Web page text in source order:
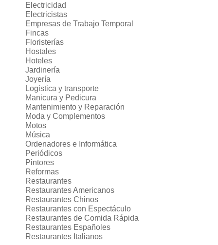
Electricidad
Electricistas
Empresas de Trabajo Temporal
Fincas
Floristerías
Hostales
Hoteles
Jardinería
Joyería
Logistica y transporte
Manicura y Pedicura
Mantenimiento y Reparación
Moda y Complementos
Motos
Música
Ordenadores e Informática
Periódicos
Pintores
Reformas
Restaurantes
Restaurantes Americanos
Restaurantes Chinos
Restaurantes con Espectáculo
Restaurantes de Comida Rápida
Restaurantes Españoles
Restaurantes Italianos